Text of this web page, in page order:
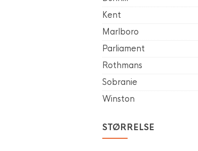
Kent
Marlboro
Parliament
Rothmans
Sobranie
Winston
STØRRELSE